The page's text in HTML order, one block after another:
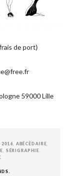
de port)
59000 Lille
2016, ABÉCÈDAIRE
SÉRIGRAPHIE